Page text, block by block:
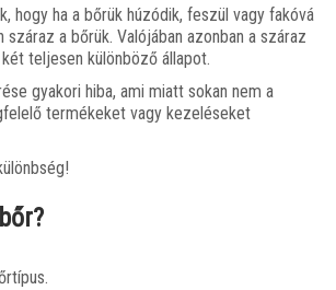
hogy ha a bőrük húzódik, feszül vagy fakóvá
száraz a bőrük. Valójában azonban a száraz
teljesen különböző állapot.
gyakori hiba, ami miatt sokan nem a
termékeket vagy kezeléseket